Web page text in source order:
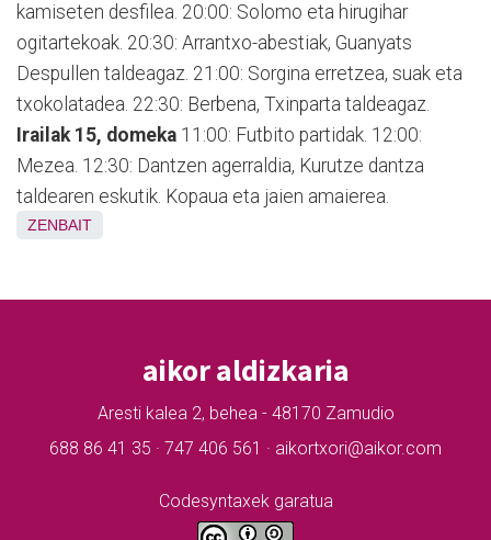
kamiseten desfilea. 20:00: Solomo eta hirugihar
ogitartekoak. 20:30: Arrantxo-abestiak, Guanyats
Despullen taldeagaz. 21:00: Sorgina erretzea, suak eta
txokolatadea. 22:30: Berbena, Txinparta taldeagaz.
Irailak 15, domeka 11:00: Futbito partidak. 12:00:
Mezea. 12:30: Dantzen agerraldia, Kurutze dantza
taldearen eskutik. Kopaua eta jaien amaierea.
ZENBAIT
aikor aldizkaria
Aresti kalea 2, behea - 48170 Zamudio
688 86 41 35 · 747 406 561 · aikortxori@aikor.com
Codesyntaxek garatua